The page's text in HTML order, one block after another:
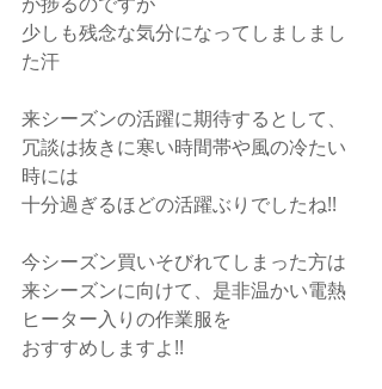
少しも残念な気分になってしましまし
た汗
来シーズンの活躍に期待するとして、
冗談は抜きに寒い時間帯や風の冷たい
時には
十分過ぎるほどの活躍ぶりでしたね!!
今シーズン買いそびれてしまった方は
来シーズンに向けて、是非温かい電熱
ヒーター入りの作業服を
おすすめしますよ!!